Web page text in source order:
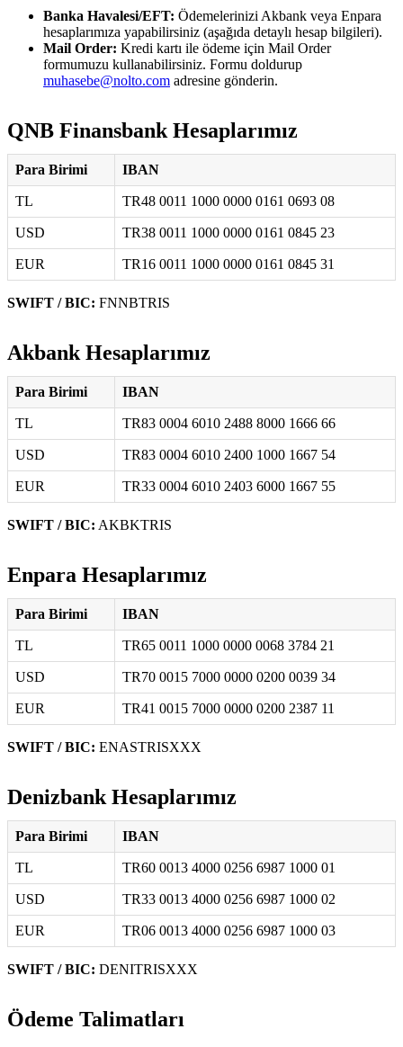
Banka Havalesi/EFT: Ödemelerinizi Akbank veya Enpara
hesaplarımıza yapabilirsiniz (aşağıda detaylı hesap bilgileri).
Mail Order: Kredi kartı ile ödeme için Mail Order
formumuzu kullanabilirsiniz. Formu doldurup
muhasebe@nolto.com adresine gönderin.
QNB Finansbank Hesaplarımız
Para Birimi IBAN
TL TR48 0011 1000 0000 0161 0693 08
USD TR38 0011 1000 0000 0161 0845 23
EUR TR16 0011 1000 0000 0161 0845 31
SWIFT / BIC: FNNBTRIS
Akbank Hesaplarımız
Para Birimi IBAN
TL TR83 0004 6010 2488 8000 1666 66
USD TR83 0004 6010 2400 1000 1667 54
EUR TR33 0004 6010 2403 6000 1667 55
SWIFT / BIC: AKBKTRIS
Enpara Hesaplarımız
Para Birimi IBAN
TL TR65 0011 1000 0000 0068 3784 21
USD TR70 0015 7000 0000 0200 0039 34
EUR TR41 0015 7000 0000 0200 2387 11
SWIFT / BIC: ENASTRISXXX
Denizbank Hesaplarımız
Para Birimi IBAN
TL TR60 0013 4000 0256 6987 1000 01
USD TR33 0013 4000 0256 6987 1000 02
EUR TR06 0013 4000 0256 6987 1000 03
SWIFT / BIC: DENITRISXXX
Ödeme Talimatları